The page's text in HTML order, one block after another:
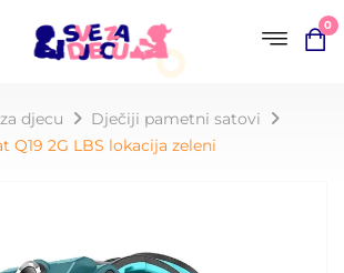
0
djecu
Dječiji pametni satovi
Q19 2G LBS lokacija zeleni